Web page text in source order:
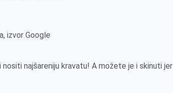
izvor Google
nositi najšareniju kravatu! A možete je i skinuti jer